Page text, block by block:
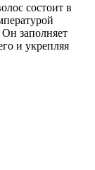
состоит в
Он заполняет
и укрепляя